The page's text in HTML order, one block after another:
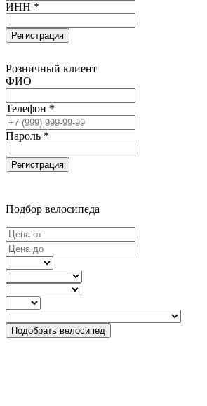
ИНН *
Регистрация
Розничный клиент
ФИО
Телефон *
Пароль *
Регистрация
Подбор велосипеда
Подобрать велосипед